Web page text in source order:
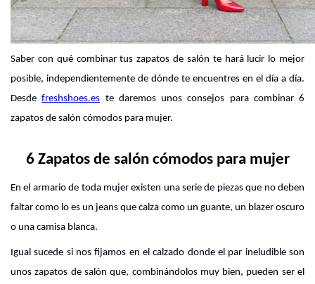
Saber con qué combinar tus zapatos de salón te hará lucir lo mejor
posible, independientemente de dónde te encuentres en el día a día.
Desde freshshoes.es te daremos unos consejos para combinar 6
zapatos de salón cómodos para mujer.
6 Zapatos de salón cómodos para mujer
En el armario de toda mujer existen una serie de piezas que no deben
faltar como lo es un jeans que calza como un guante, un blazer oscuro
o una camisa blanca.
Igual sucede si nos fijamos en el calzado donde el par ineludible son
unos zapatos de salón que, combinándolos muy bien, pueden ser el